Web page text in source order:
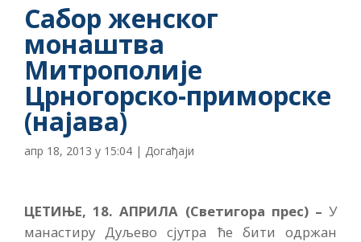
Сабор женског
монаштва
Митрополије
Црногорско-приморске
(најава)
апр 18, 2013 у 15:04 | Догађаји
ЦЕТИЊЕ, 18. АПРИЛА (Светигора прес) – У
манастиру Дуљево сјутра ће бити одржан